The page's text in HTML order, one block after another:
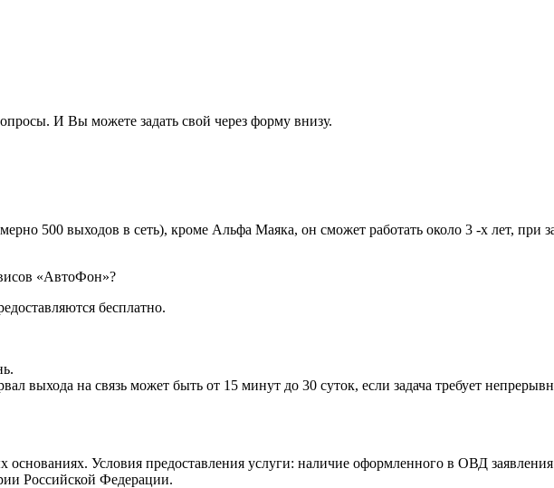
И Вы можете задать свой через форму внизу.
500 выходов в сеть), кроме Альфа Маяка, он сможет работать около 3 -х лет, при
«АвтоФон»?
бесплатно.
выхода на связь может быть от 15 минут до 30 суток, если задача требует
основаниях. Условия предоставления услуги: наличие оформленного в ОВД
Российской Федерации.